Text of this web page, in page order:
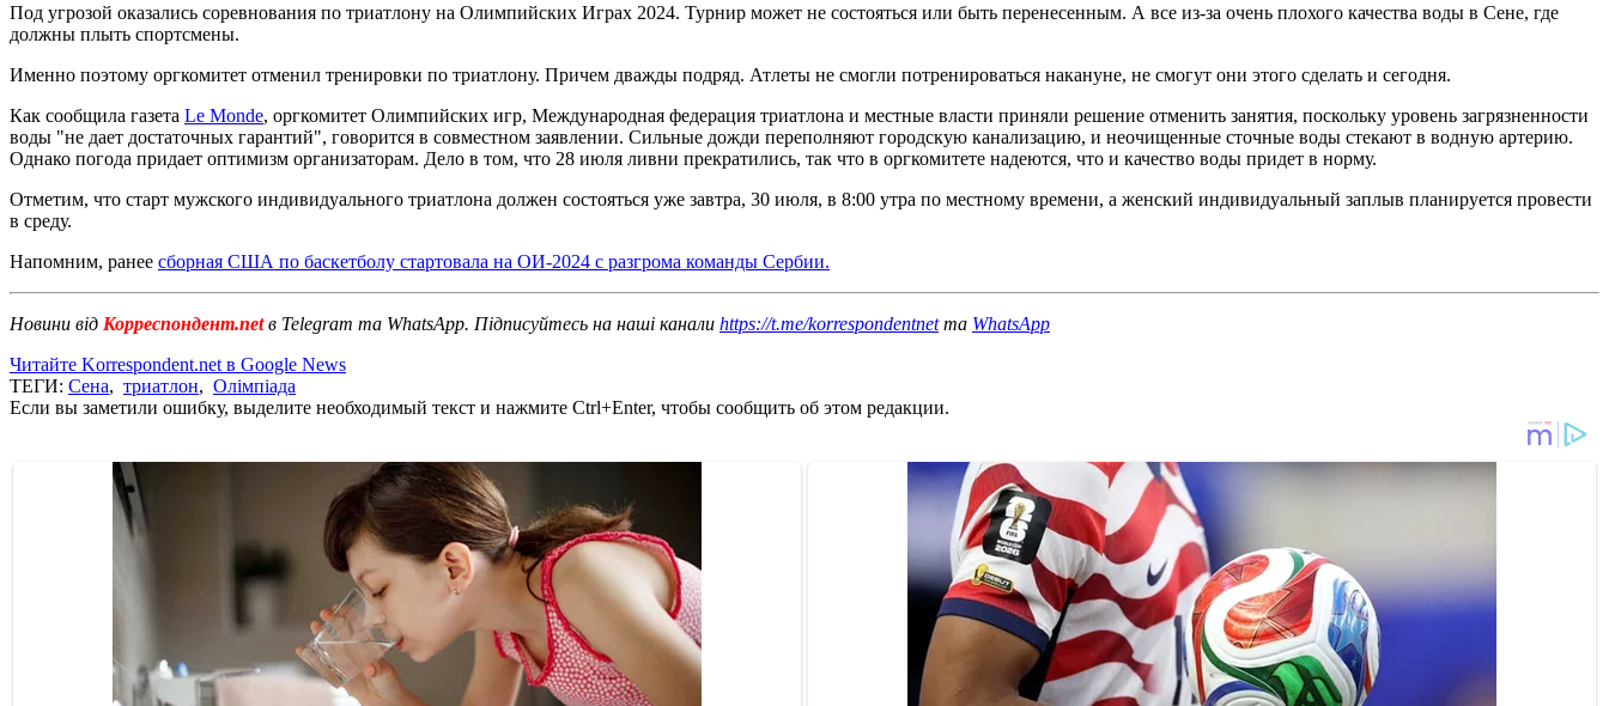
Под угрозой оказались соревнования по триатлону на Олимпийских Играх 2024. Турнир может не состояться или быть перенесенным. А все из-за очень плохого качества воды в Сене, где
должны плыть спортсмены.
Именно поэтому оргкомитет отменил тренировки по триатлону. Причем дважды подряд. Атлеты не смогли потренироваться накануне, не смогут они этого сделать и сегодня.
Как сообщила газета Le Monde, оргкомитет Олимпийских игр, Международная федерация триатлона и местные власти приняли решение отменить занятия, поскольку уровень загрязненности
воды "не дает достаточных гарантий", говорится в совместном заявлении. Сильные дожди переполняют городскую канализацию, и неочищенные сточные воды стекают в водную артерию.
Однако погода придает оптимизм организаторам. Дело в том, что 28 июля ливни прекратились, так что в оргкомитете надеются, что и качество воды придет в норму.
Отметим, что старт мужского индивидуального триатлона должен состояться уже завтра, 30 июля, в 8:00 утра по местному времени, а женский индивидуальный заплыв планируется провести
в среду.
Напомним, ранее сборная США по баскетболу стартовала на ОИ-2024 с разгрома команды Сербии.
Новини від Корреспондент.netв Telegram та WhatsApp. Підписуйтесь на наші канали https://t.me/korrespondentnetта WhatsApp
Читайте Korrespondent.net в Google News
ТЕГИ: Сена, триатлон, Олімпіада
Если вы заметили ошибку, выделите необходимый текст и нажмите Ctrl+Enter, чтобы сообщить об этом редакции.